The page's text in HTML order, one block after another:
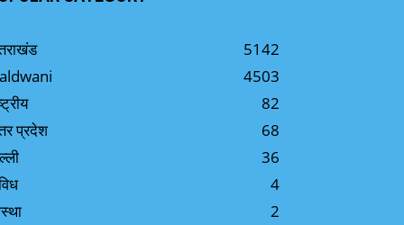
5142
4503
82
प्रदेश
68
36
4
2